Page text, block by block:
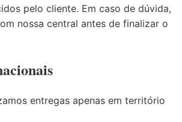
pelo cliente. Em caso de dúvida,
nossa central antes de finalizar o
entregas apenas em território